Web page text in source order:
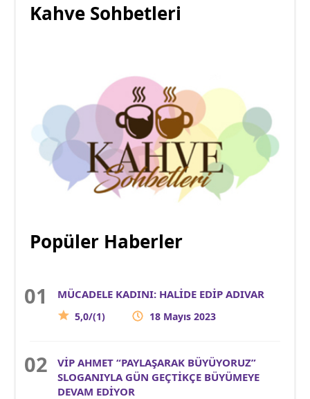
Kahve Sohbetleri
Popüler Haberler
MÜCADELE KADINI: HALİDE EDİP ADIVAR
5,0/(1) 18 Mayıs 2023
VİP AHMET “PAYLAŞARAK BÜYÜYORUZ”
SLOGANIYLA GÜN GEÇTİKÇE BÜYÜMEYE
DEVAM EDİYOR